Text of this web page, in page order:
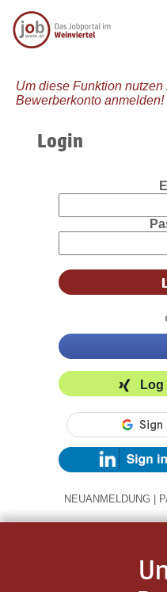
Um diese Funktion
Bewerberkonto anmelden!
Login
Log
NEUANMELDUNG |